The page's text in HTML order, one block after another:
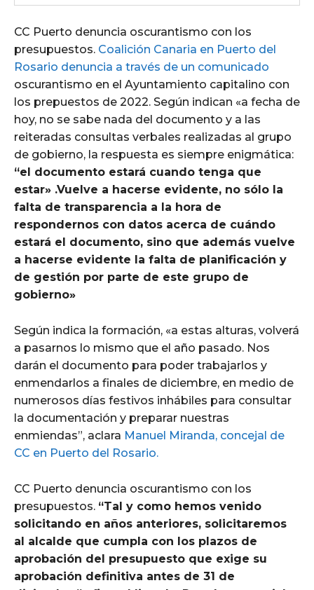
CC Puerto denuncia oscurantismo con los
presupuestos. Coalición Canaria en Puerto del
Rosario denuncia a través de un comunicado
oscurantismo en el Ayuntamiento capitalino con
los prepuestos de 2022. Según indican «a fecha de
hoy, no se sabe nada del documento y a las
reiteradas consultas verbales realizadas al grupo
de gobierno, la respuesta es siempre enigmática:
“el documento estará cuando tenga que
estar» .Vuelve a hacerse evidente, no sólo la
falta de transparencia a la hora de
respondernos con datos acerca de cuándo
estará el documento, sino que además vuelve
a hacerse evidente la falta de planificación y
de gestión por parte de este grupo de
gobierno»
Según indica la formación, «a estas alturas, volverá
a pasarnos lo mismo que el año pasado. Nos
darán el documento para poder trabajarlos y
enmendarlos a finales de diciembre, en medio de
numerosos días festivos inhábiles para consultar
la documentación y preparar nuestras
enmiendas”, aclara Manuel Miranda, concejal de
CC en Puerto del Rosario.
CC Puerto denuncia oscurantismo con los
presupuestos. “Tal y como hemos venido
solicitando en años anteriores, solicitaremos
al alcalde que cumpla con los plazos de
aprobación del presupuesto que exige su
aprobación definitiva antes de 31 de